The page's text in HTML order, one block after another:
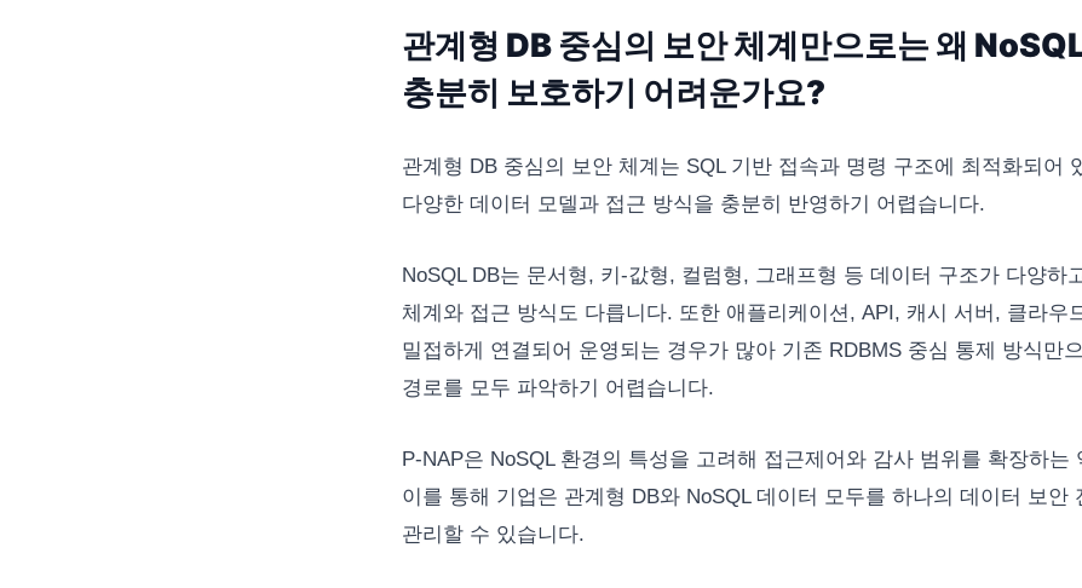
관계형 DB 중심의 보안 체계만으로는 왜
충분히 보호하기 어려운가요?
관계형 DB 중심의 보안 체계는 SQL 기반 접속과 명령 구조에 최적화되어
다양한 데이터 모델과 접근 방식을 충분히 반영하기 어렵습니다.
NoSQL DB는 문서형, 키-값형, 컬럼형, 그래프형 등 데이터 구조가 다양하
체계와 접근 방식도 다릅니다. 또한 애플리케이션, API, 캐시 서버, 클라우
밀접하게 연결되어 운영되는 경우가 많아 기존 RDBMS 중심 통제 방식만
경로를 모두 파악하기 어렵습니다.
P-NAP은 NoSQL 환경의 특성을 고려해 접근제어와 감사 범위를 확장하는
이를 통해 기업은 관계형 DB와 NoSQL 데이터 모두를 하나의 데이터 보안
관리할 수 있습니다.